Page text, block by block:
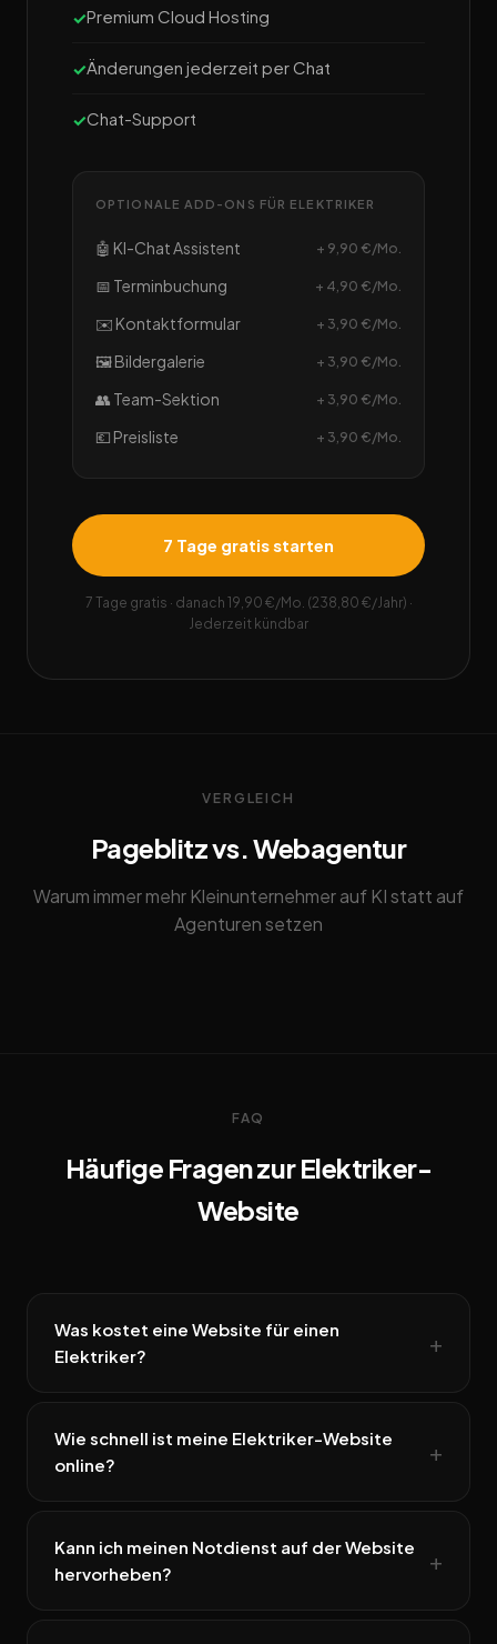
Premium Cloud Hosting
Änderungen jederzeit per Chat
Chat-Support
OPTIONALE ADD-ONS FÜR ELEKTRIKER
🤖 KI-Chat Assistent + 9,90 €/Mo.
📅 Terminbuchung + 4,90 €/Mo.
✉️ Kontaktformular + 3,90 €/Mo.
🖼️ Bildergalerie + 3,90 €/Mo.
👥 Team-Sektion + 3,90 €/Mo.
💶 Preisliste + 3,90 €/Mo.
7 Tage gratis starten
7 Tage gratis · danach 19,90 €/Mo. (238,80 €/Jahr) ·
Jederzeit kündbar
VERGLEICH
Pageblitz vs. Webagentur
Warum immer mehr Kleinunternehmer auf KI statt auf
Agenturen setzen
FAQ
Häufige Fragen zur Elektriker-
Website
Was kostet eine Website für einen
Elektriker?
Wie schnell ist meine Elektriker-Website
online?
Kann ich meinen Notdienst auf der Website
hervorheben?